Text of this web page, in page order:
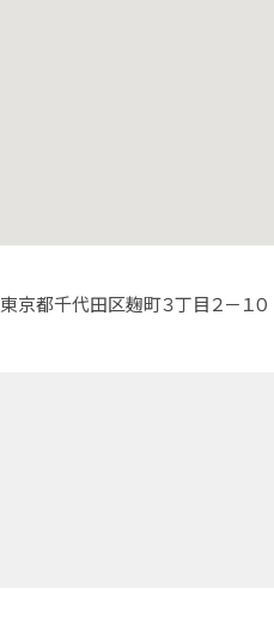
東京都千代田区麹町３丁目２－１０